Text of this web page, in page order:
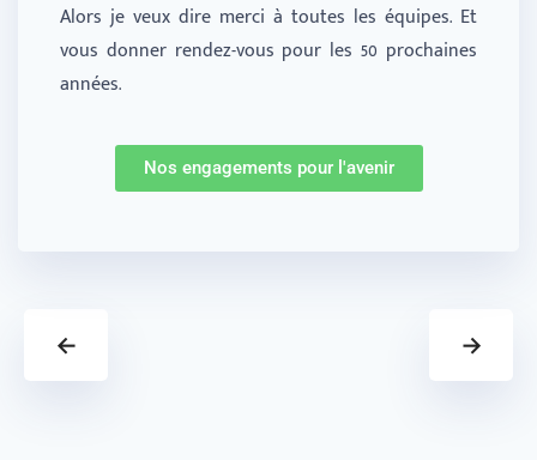
Alors je veux dire merci à toutes les équipes. Et
vous donner rendez-vous pour les 50 prochaines
années.
Nos engagements pour l'avenir
← →